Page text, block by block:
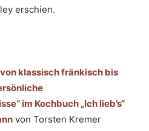
erschien.
klassisch fränkisch bis
im Kochbuch „Ich lieb’s“
von Torsten Kremer